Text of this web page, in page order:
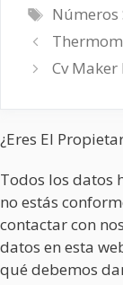
Etiquetas
Números
Cv Maker
¿Eres El
Todos los datos
no estás
contactar con
datos en esta
qué debemos